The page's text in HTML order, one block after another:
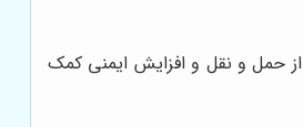
حمل و نقل و افزایش ایمنی کمک